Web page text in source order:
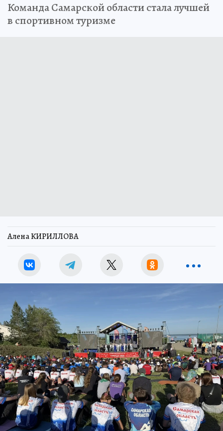
Команда Самарской области стала лучшей
в спортивном туризме
Алена КИРИЛЛОВА